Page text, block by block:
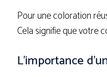
Pour une coloration
Cela signifie que votre
L’importance